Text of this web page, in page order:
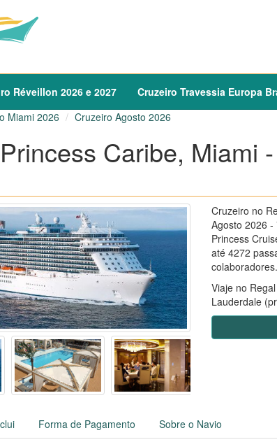
Réveillon 2026 e 2027 Cruzeiro Travessia Europa
Miami 2026 Cruzeiro Agosto 2026
Caribe, Miami
Cruzeiro no
Agosto 2026
Princess
até 4272
colaboradores.
Viaje no
Lauderdale
Forma de Pagamento Sobre o Navio